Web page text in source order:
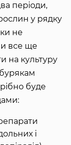
періоди,
у рядку
не
все ще
на культуру
бурякам
буде
і